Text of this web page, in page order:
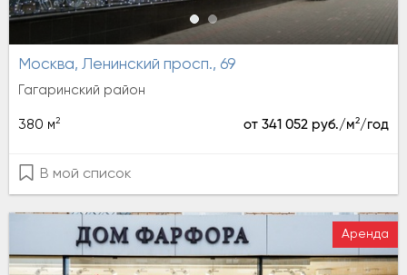
Москва, Ленинский просп., 69
Гагаринский район
380 м2 от 341 052 руб./м2/год
В мой список
Аренда